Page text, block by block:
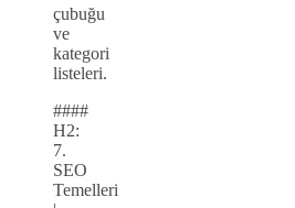
çubuğu
ve
kategori
listeleri.
####
H2:
7.
SEO
Temelleri